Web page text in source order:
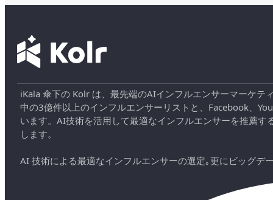
iKala 傘下の Kolr は、最先端のAIインフルエンサーマーケ
中の3億件以上のインフルエンサーリストと、Facebook、
います。AI技術を活用して最適なインフルエンサーを推薦
します。
AI 技術による最適なインフルエンサーの選定｡更にビッグデ